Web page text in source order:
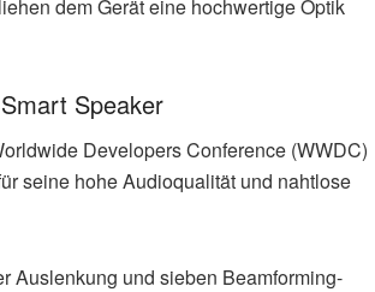
dem Gerät eine hochwertige Optik
Speaker
Developers Conference (WWDC)
seine hohe Audioqualität und nahtlose
Auslenkung und sieben Beamforming-